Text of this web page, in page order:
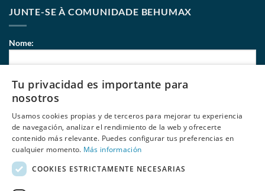
JUNTE-SE À COMUNIDADE BEHUMAX
Nome:
Correio eletrónico:
de Behumax
Tu privacidad es importante para
nosotros
Usamos cookies propias y de terceros para mejorar tu experiencia
de navegación, analizar el rendimiento de la web y ofrecerte
contenido más relevante. Puedes configurar tus preferencias en
cualquier momento. Más información
COOKIES ESTRICTAMENTE NECESARIAS